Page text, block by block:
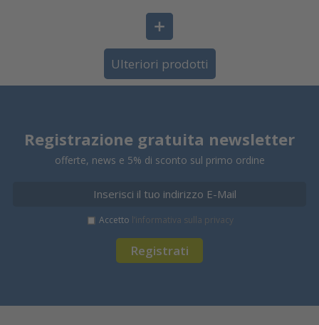
Ulteriori prodotti
Registrazione gratuita newsletter
offerte, news e 5% di sconto sul primo ordine
Registrati
Accetto l’informativa sulla privacy